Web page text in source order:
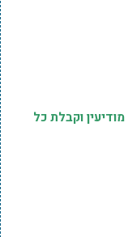
וקבלת כל